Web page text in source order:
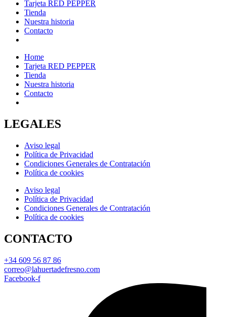
Tarjeta RED PEPPER
Tienda
Nuestra historia
Contacto
Home
Tarjeta RED PEPPER
Tienda
Nuestra historia
Contacto
LEGALES
Aviso legal
Política de Privacidad
Condiciones Generales de Contratación
Política de cookies
Aviso legal
Política de Privacidad
Condiciones Generales de Contratación
Política de cookies
CONTACTO
+34 609 56 87 86
correo@lahuertadefresno.com
Facebook-f